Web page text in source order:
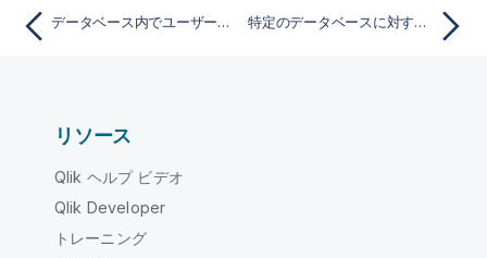
データベース内でユーザー定義ファンクションを管理 特定のデータベースに対するクエリーテンプレートを定義
リソース
Qlik ヘルプ ビデオ
Qlik Developer
トレーニング